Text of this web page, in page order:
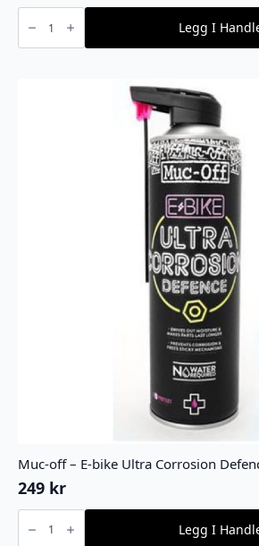
Muc-
MO-
94
Legg I
Muc-off – E-bike Ultra Corrosion
249 kr
Muc-
Legg I